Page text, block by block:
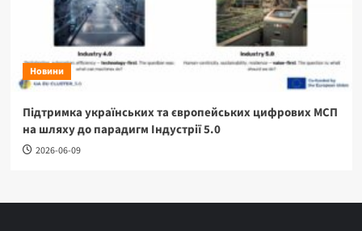
Новини
Підтримка українських та європейських цифрових МСП
на шляху до парадигм Індустрії 5.0
2026-06-09